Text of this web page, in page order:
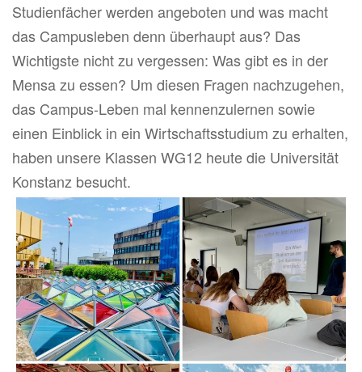
Studienfächer werden angeboten und was macht
das Campusleben denn überhaupt aus? Das
Wichtigste nicht zu vergessen: Was gibt es in der
Mensa zu essen? Um diesen Fragen nachzugehen,
das Campus-Leben mal kennenzulernen sowie
einen Einblick in ein Wirtschaftsstudium zu erhalten,
haben unsere Klassen WG12 heute die Universität
Konstanz besucht.